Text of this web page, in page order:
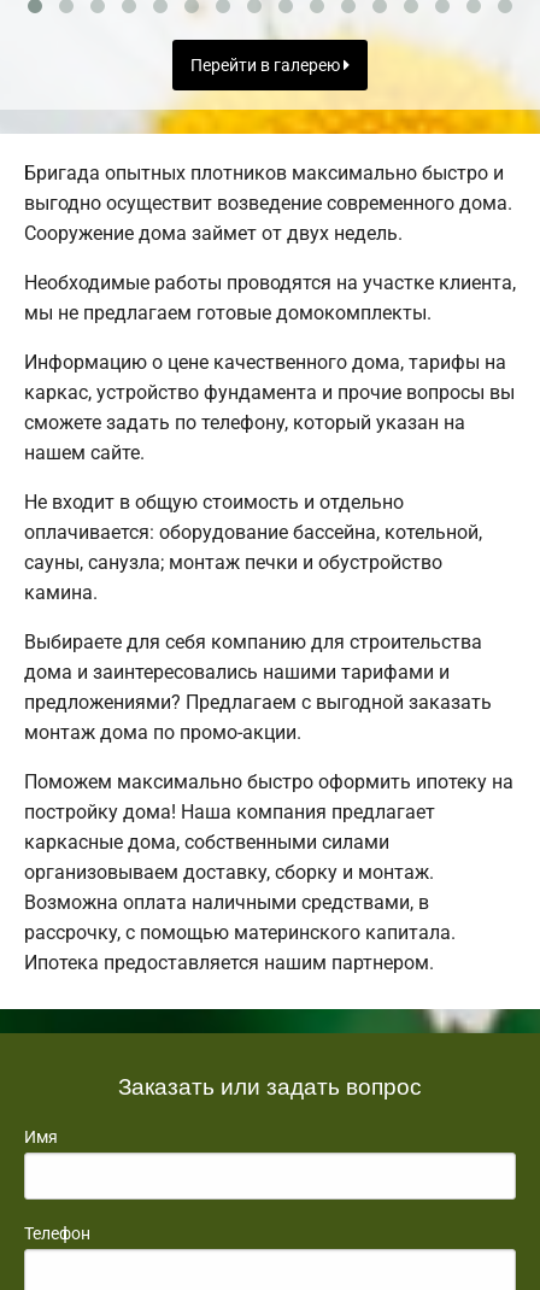
Перейти в галерею
Бригада опытных плотников максимально быстро и
выгодно осуществит возведение современного дома.
Сооружение дома займет от двух недель.
Необходимые работы проводятся на участке клиента,
мы не предлагаем готовые домокомплекты.
Информацию о цене качественного дома, тарифы на
каркас, устройство фундамента и прочие вопросы вы
сможете задать по телефону, который указан на
нашем сайте.
Не входит в общую стоимость и отдельно
оплачивается: оборудование бассейна, котельной,
сауны, санузла; монтаж печки и обустройство
камина.
Выбираете для себя компанию для строительства
дома и заинтересовались нашими тарифами и
предложениями? Предлагаем с выгодной заказать
монтаж дома по промо-акции.
Поможем максимально быстро оформить ипотеку на
постройку дома! Наша компания предлагает
каркасные дома, собственными силами
организовываем доставку, сборку и монтаж.
Возможна оплата наличными средствами, в
рассрочку, с помощью материнского капитала.
Ипотека предоставляется нашим партнером.
Заказать или задать вопрос
Имя
Телефон